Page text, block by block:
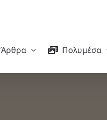
Άρθρα Πολυμέσα